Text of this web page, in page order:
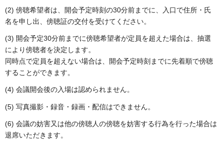
(2) 傍聴希望者は、開会予定時刻の30分前までに、入口で住所・氏
名を申し出、傍聴証の交付を受けてください。
(3) 開会予定30分前までに傍聴希望者が定員を超えた場合は、抽選
により傍聴者を決定します。
同時点で定員を超えない場合は、開会予定時刻までに先着順で傍聴
することができます。
(4) 会議開会後の入場は認められません。
(5) 写真撮影・録音・録画・配信はできません。
(6) 会議の妨害又は他の傍聴人の傍聴を妨害する行為を行った場合は
退席いただきます。